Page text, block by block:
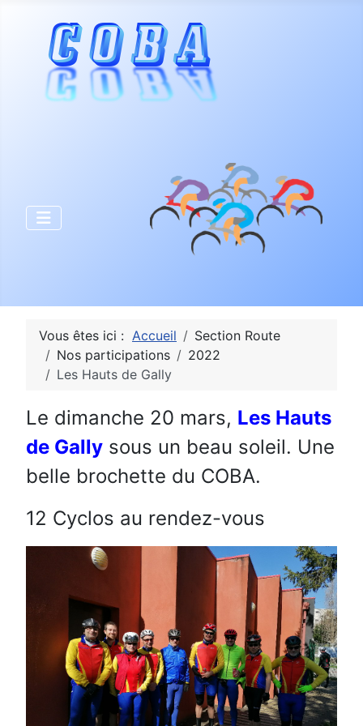
Vous êtes ici : Accueil
Section Route
Nos participations
2022
Les Hauts de Gally
Le dimanche 20 mars, Les Hauts
de Gally sous un beau soleil. Une
belle brochette du COBA.
12 Cyclos au rendez-vous